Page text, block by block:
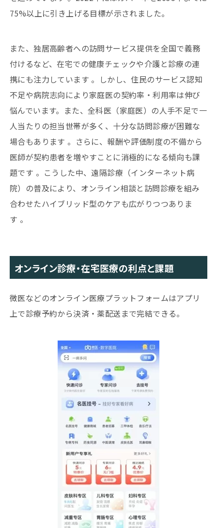
75%以上に引き上げる目標が示されました。
また、独居高齢者への訪問サービス提供を全国で義務
付けるなど、在宅での健康チェックや介護と診療の連
携にも注力しています 。しかし、住民のサービス認知
不足や病院志向により家庭医の契約率・利用率は伸び
悩んでいます。また、全科医（家庭医）の人手不足で一
人当たりの担当世帯が多く、十分な訪問診療が困難な
場合もあります 。さらに、報酬や評価制度の不備から
医師が契約患者を増やすことに消極的になる傾向も課
題です 。こうした中、遠隔診療（インターネット病
院）の普及により、オンライン相談と訪問診療を組み
合わせたハイブリッド型のケアも広がりつつありま
す 。
オンライン診療・在宅医療の利点と課題
微医などのオンライン医療プラットフォームはアプリ
上で診療予約から決済・薬配送まで完結できる。